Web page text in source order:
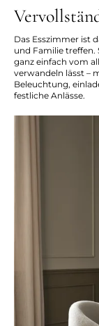
Das Esszimmer ist
und Familie treffen.
ganz einfach vom
verwandeln lässt –
Beleuchtung,
festliche Anlässe.